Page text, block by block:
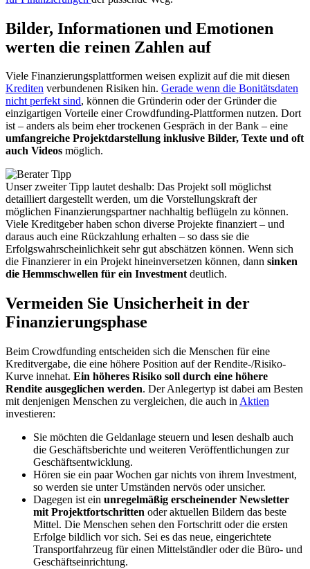
Bilder, Informationen und Emotionen
werten die reinen Zahlen auf
Viele Finanzierungsplattformen weisen explizit auf die mit diesen
Krediten verbundenen Risiken hin. Gerade wenn die Bonitätsdaten
nicht perfekt sind, können die Gründerin oder der Gründer die
einzigartigen Vorteile einer Crowdfunding-Plattformen nutzen. Dort
ist – anders als beim eher trockenen Gespräch in der Bank – eine
umfangreiche Projektdarstellung inklusive Bilder, Texte und oft
auch Videos möglich.
Unser zweiter Tipp lautet deshalb: Das Projekt soll möglichst
detailliert dargestellt werden, um die Vorstellungskraft der
möglichen Finanzierungspartner nachhaltig beflügeln zu können.
Viele Kreditgeber haben schon diverse Projekte finanziert – und
daraus auch eine Rückzahlung erhalten – so dass sie die
Erfolgswahrscheinlichkeit sehr gut abschätzen können. Wenn sich
die Finanzierer in ein Projekt hineinversetzen können, dann sinken
die Hemmschwellen für ein Investmentdeutlich.
Vermeiden Sie Unsicherheit in der
Finanzierungsphase
Beim Crowdfunding entscheiden sich die Menschen für eine
Kreditvergabe, die eine höhere Position auf der Rendite-/Risiko-
Kurve innehat. Ein höheres Risiko soll durch eine höhere
Rendite ausgeglichen werden. Der Anlegertyp ist dabei am Besten
mit denjenigen Menschen zu vergleichen, die auch in Aktien
investieren:
Sie möchten die Geldanlage steuern und lesen deshalb auch
die Geschäftsberichte und weiteren Veröffentlichungen zur
Geschäftsentwicklung.
Hören sie ein paar Wochen gar nichts von ihrem Investment,
so werden sie unter Umständen nervös oder unsicher.
Dagegen ist ein unregelmäßig erscheinender Newsletter
mit Projektfortschritten oder aktuellen Bildern das beste
Mittel. Die Menschen sehen den Fortschritt oder die ersten
Erfolge bildlich vor sich. Sei es das neue, eingerichtete
Transportfahrzeug für einen Mittelständler oder die Büro- und
Geschäftseinrichtung.